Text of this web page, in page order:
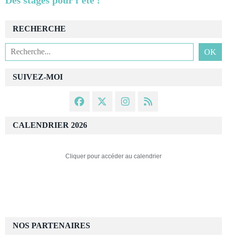
SUIVEZ-MOI
RECHERCHE
CALENDRIER 2026
Cliquer pour accéder au calendrier
NOS PARTENAIRES